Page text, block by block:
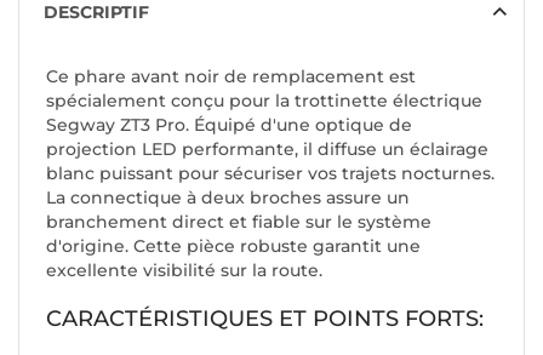
DESCRIPTIF
Ce phare avant noir de remplacement est
spécialement conçu pour la trottinette électrique
Segway ZT3 Pro. Équipé d'une optique de
projection LED performante, il diffuse un éclairage
blanc puissant pour sécuriser vos trajets nocturnes.
La connectique à deux broches assure un
branchement direct et fiable sur le système
d'origine. Cette pièce robuste garantit une
excellente visibilité sur la route.
CARACTÉRISTIQUES ET POINTS FORTS: